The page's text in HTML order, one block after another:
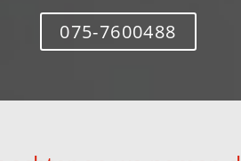
075-7600488